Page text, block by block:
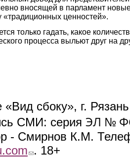
вносящей в парламент
ценностей».
только гадать, какое
процесса выльют друг на
«Вид сбоку», г.
СМИ: серия ЭЛ №
- Смирнов К.М.
(link sends e-mail)
. 18+